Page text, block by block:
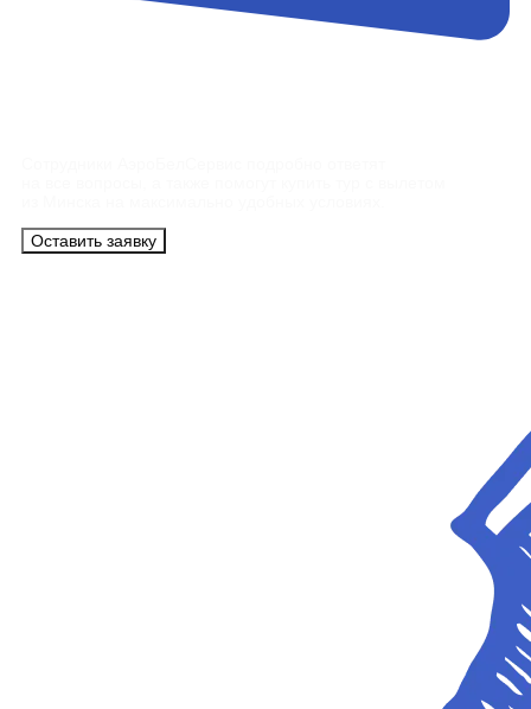
Оставить заявку